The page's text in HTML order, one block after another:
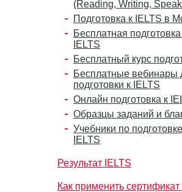
(Reading, Writing,
Подготовка к IELTS в
Бесплатная подготовка
IELTS
Бесплатный курс
Бесплатные вебинары
подготовки к IELTS
Онлайн подготовка к
Образцы заданий и
Учебники по
IELTS
Результат IELTS
Как применить сертификат